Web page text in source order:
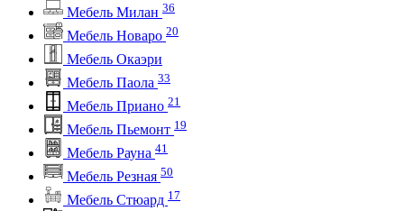
Мебель Милан 36
Мебель Новаро 20
Мебель Окаэри
Мебель Паола 33
Мебель Приано 21
Мебель Пьемонт 19
Мебель Рауна 41
Мебель Резная 50
Мебель Стюард 17